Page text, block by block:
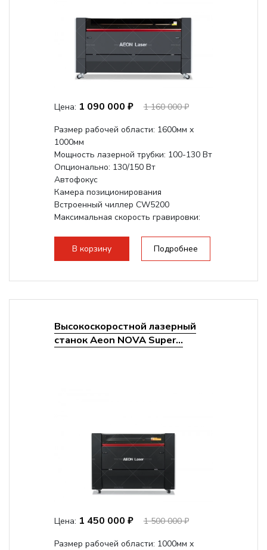
Цена: 1 090 000 ₽
1 160 000 ₽
Размер рабочей области: 1600мм х
1000мм
Мощность лазерной трубки: 100-130 Вт
Опционально: 130/150 Вт
Автофокус
Камера позиционирования
Встроенный чиллер CW5200
Максимальная скорость гравировки:
140мм,...
В корзину Подробнее
Высокоскоростной лазерный
станок Aeon NOVA Super...
Цена: 1 450 000 ₽
1 500 000 ₽
Размер рабочей области: 1000мм х